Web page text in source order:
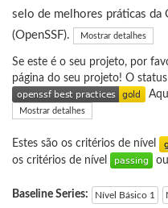
selo de melhores práticas da
(OpenSSF).
Mostrar detalhes
Se este é o seu projeto, por
página do seu projeto! O
Mostrar detalhes
Estes são os critérios de nível
os critérios de nível
ou
Baseline Series: Nível Básico 1